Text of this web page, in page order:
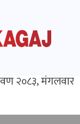
२०८३, मंगलवार